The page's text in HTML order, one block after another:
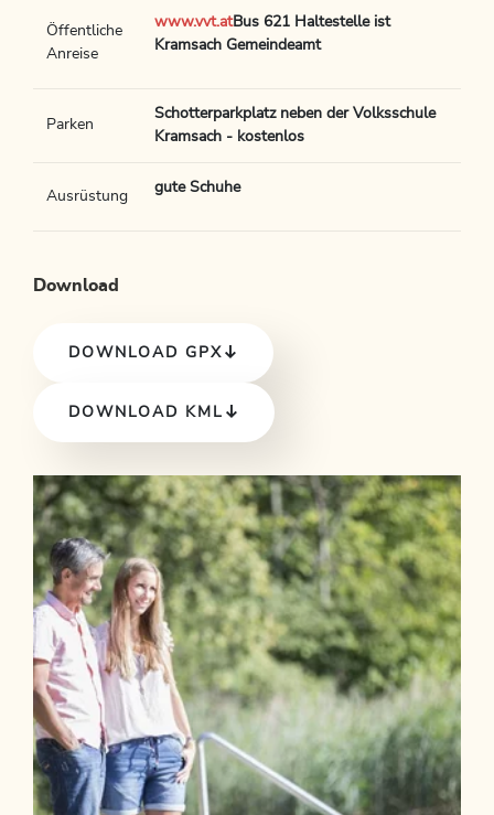
Öffentliche
Anreise
www.vvt.atBus 621 Haltestelle ist
Kramsach Gemeindeamt
Parken
Schotterparkplatz neben der Volksschule
Kramsach - kostenlos
Ausrüstung
gute Schuhe
Download
DOWNLOAD GPX
DOWNLOAD KML